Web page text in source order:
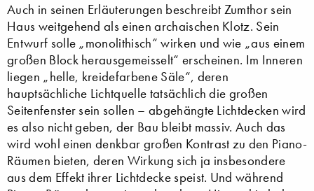
Auch in seinen Erläuterungen beschreibt Zumthor sein
Haus weitgehend als einen archaischen Klotz. Sein
Entwurf solle „monolithisch“ wirken und wie „aus einem
großen Block herausgemeisselt“ erscheinen. Im Inneren
liegen „helle, kreidefarbene Säle“, deren
hauptsächliche Lichtquelle tatsächlich die großen
Seitenfenster sein sollen – abgehängte Lichtdecken wird
es also nicht geben, der Bau bleibt massiv. Auch das
wird wohl einen denkbar großen Kontrast zu den Piano-
Räumen bieten, deren Wirkung sich ja insbesondere
aus dem Effekt ihrer Lichtdecke speist. Und während